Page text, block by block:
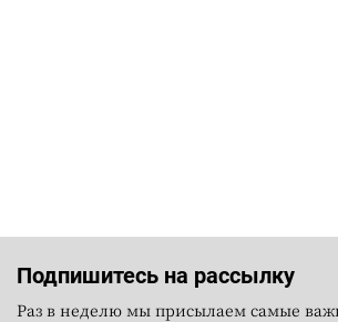
Подпишитесь на рассылку
Раз в неделю мы присылаем самые